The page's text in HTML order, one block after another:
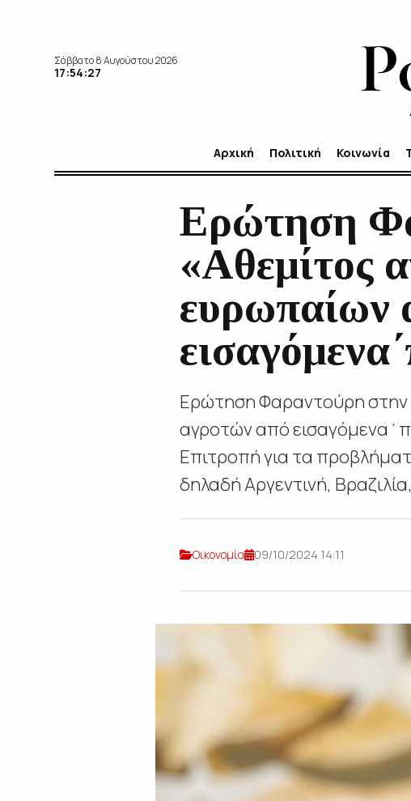
Σάββατο 8 Αυγούστου 2026
17:54:29
Αρχική Πολιτική Κοινωνία
Ερώτηση
«Αθεμίτος
ευρωπαίων
Ερώτηση Φαραντούρη στην
αγροτών από
Επιτροπή για τα
δηλαδή Αργεντινή,
Οικονομία 09/10/2024 14:11